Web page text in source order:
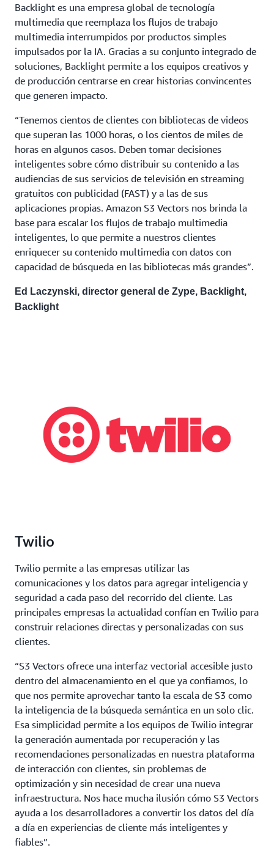
Backlight es una empresa global de tecnología
multimedia que reemplaza los flujos de trabajo
multimedia interrumpidos por productos simples
impulsados por la IA. Gracias a su conjunto integrado de
soluciones, Backlight permite a los equipos creativos y
de producción centrarse en crear historias convincentes
que generen impacto.
“Tenemos cientos de clientes con bibliotecas de videos
que superan las 1000 horas, o los cientos de miles de
horas en algunos casos. Deben tomar decisiones
inteligentes sobre cómo distribuir su contenido a las
audiencias de sus servicios de televisión en streaming
gratuitos con publicidad (FAST) y a las de sus
aplicaciones propias. Amazon S3 Vectors nos brinda la
base para escalar los flujos de trabajo multimedia
inteligentes, lo que permite a nuestros clientes
enriquecer su contenido multimedia con datos con
capacidad de búsqueda en las bibliotecas más grandes”.
Ed Laczynski, director general de Zype, Backlight,
Backlight
Twilio
Twilio permite a las empresas utilizar las
comunicaciones y los datos para agregar inteligencia y
seguridad a cada paso del recorrido del cliente. Las
principales empresas la actualidad confían en Twilio para
construir relaciones directas y personalizadas con sus
clientes.
“S3 Vectors ofrece una interfaz vectorial accesible justo
dentro del almacenamiento en el que ya confiamos, lo
que nos permite aprovechar tanto la escala de S3 como
la inteligencia de la búsqueda semántica en un solo clic.
Esa simplicidad permite a los equipos de Twilio integrar
la generación aumentada por recuperación y las
recomendaciones personalizadas en nuestra plataforma
de interacción con clientes, sin problemas de
optimización y sin necesidad de crear una nueva
infraestructura. Nos hace mucha ilusión cómo S3 Vectors
ayuda a los desarrolladores a convertir los datos del día
a día en experiencias de cliente más inteligentes y
fiables”.